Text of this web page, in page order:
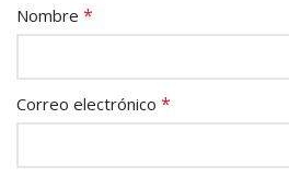
Nombre *
Correo electrónico *